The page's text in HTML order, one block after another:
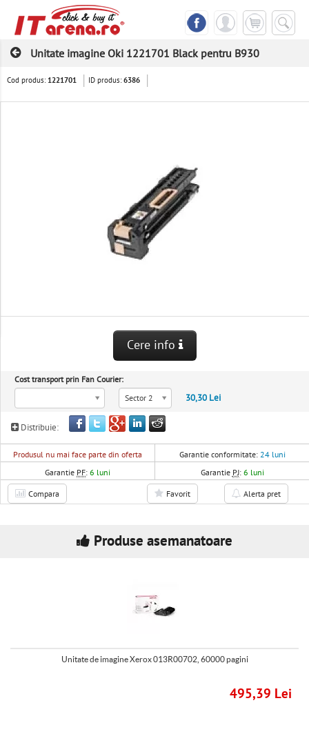
Unitate imagine Oki 1221701 Black pentru B930
Cod produs: 1221701 ID produs:6386
Cere info
Cost transport prin Fan Courier:
Sector 2
30,30 Lei
Distribuie:
Produsul nu mai face parte din oferta Garantie conformitate: 24 luni
Garantie PF:6 luni Garantie PJ: 6 luni
Compara Favorit Alerta pret
Produse asemanatoare
Unitate de imagine Xerox 013R00702, 60000 pagini
495,39 Lei